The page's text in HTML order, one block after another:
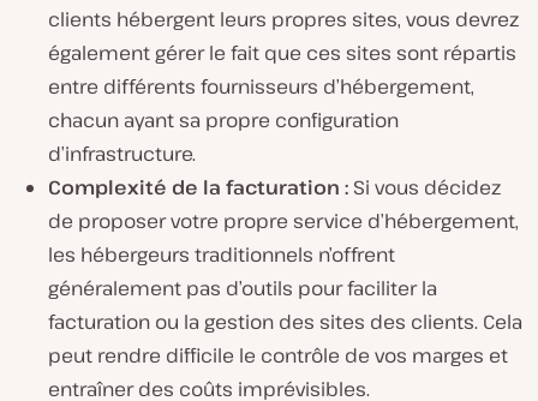
clients hébergent leurs propres sites, vous devrez
également gérer le fait que ces sites sont répartis
entre différents fournisseurs d’hébergement,
chacun ayant sa propre configuration
d’infrastructure.
Complexité de la facturation : Si vous décidez
de proposer votre propre service d’hébergement,
les hébergeurs traditionnels n’offrent
généralement pas d’outils pour faciliter la
facturation ou la gestion des sites des clients. Cela
peut rendre difficile le contrôle de vos marges et
entraîner des coûts imprévisibles.